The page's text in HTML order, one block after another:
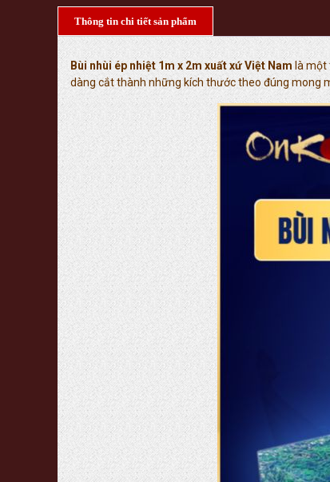
Thông tin chi tiết sản phẩm
Bùi nhùi ép nhiệt 1m x 2m xuất xứ Việt Nam là một
dàng cắt thành những kích thước theo đúng mong